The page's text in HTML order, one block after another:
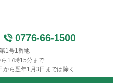
0776-66-1500
1号1番地
17時15分まで
ら翌年1月3日までは除く